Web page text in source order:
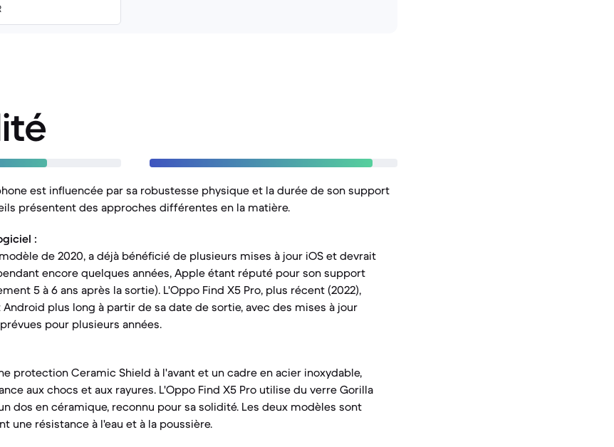
est influencée par sa robustesse physique et la durée de son support
présentent des approches différentes en la matière.
:
modèle de 2020, a déjà bénéficié de plusieurs mises à jour iOS et devrait
encore quelques années, Apple étant réputé pour son support
5 à 6 ans après la sortie). L'Oppo Find X5 Pro, plus récent (2022),
plus long à partir de sa date de sortie, avec des mises à jour
pour plusieurs années.
protection Ceramic Shield à l'avant et un cadre en acier inoxydable,
aux chocs et aux rayures. L'Oppo Find X5 Pro utilise du verre Gorilla
dos en céramique, reconnu pour sa solidité. Les deux modèles sont
une résistance à l'eau et à la poussière.